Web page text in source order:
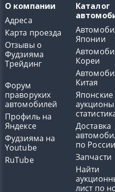
О компании
Адреса
Карта проезда
Отзывы о
Фудзияма
Трейдинг
Форум
праворуких
автомобилей
Профиль на
Яндексе
Фудзияма на
Youtube
RuTube
Каталог
Японии
Кореи
Китая
Японские
Доставка
по России
Запчасти
Найти
лист по